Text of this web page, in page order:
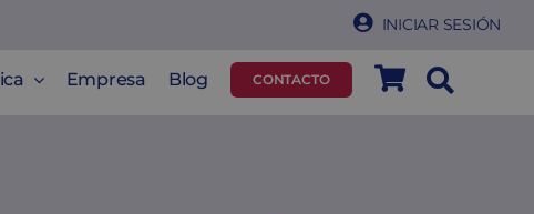
INICIAR SESIÓN
Empresa Blog CONTACTO